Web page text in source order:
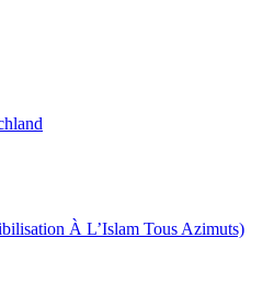
À L’Islam Tous Azimuts)